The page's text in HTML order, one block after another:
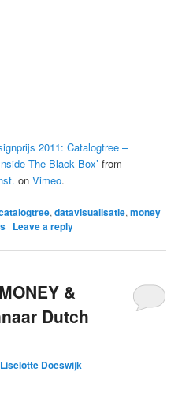
2011: Catalogtree –
The Black Box’ from
onVimeo.
,datavisualisatie,money
| Leave a reply
&
Dutch
Liselotte Doeswijk